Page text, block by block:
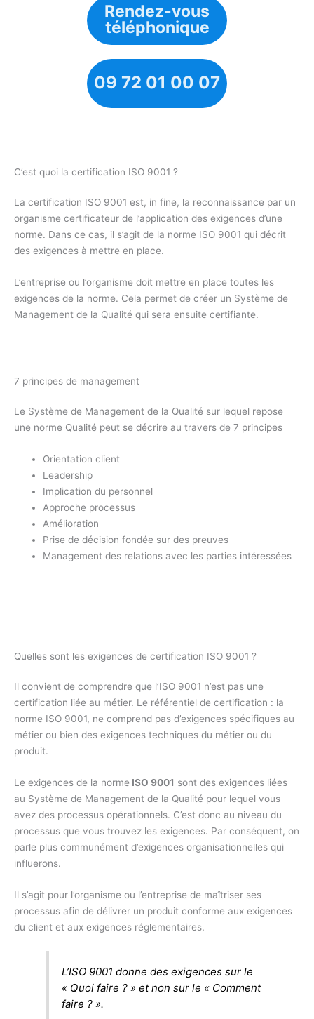
Rendez-vous
téléphonique
09 72 01 00 07
C’est quoi la certification ISO 9001 ?
La certification ISO 9001 est, in fine, la reconnaissance par un
organisme certificateur de l’application des exigences d’une
norme. Dans ce cas, il s’agit de la norme ISO 9001 qui décrit
des exigences à mettre en place.
L’entreprise ou l’organisme doit mettre en place toutes les
exigences de la norme. Cela permet de créer un Système de
Management de la Qualité qui sera ensuite certifiante.
7 principes de management
Le Système de Management de la Qualité sur lequel repose
une norme Qualité peut se décrire au travers de 7 principes
Orientation client
Leadership
Implication du personnel
Approche processus
Amélioration
Prise de décision fondée sur des preuves
Management des relations avec les parties intéressées
Quelles sont les exigences de certification ISO 9001 ?
Il convient de comprendre que l’ISO 9001 n’est pas une
certification liée au métier. Le référentiel de certification : la
norme ISO 9001, ne comprend pas d’exigences spécifiques au
métier ou bien des exigences techniques du métier ou du
produit.
Le exigences de la norme ISO 9001 sont des exigences liées
au Système de Management de la Qualité pour lequel vous
avez des processus opérationnels. C’est donc au niveau du
processus que vous trouvez les exigences. Par conséquent, on
parle plus communément d’exigences organisationnelles qui
influerons.
Il s’agit pour l’organisme ou l’entreprise de maîtriser ses
processus afin de délivrer un produit conforme aux exigences
du client et aux exigences réglementaires.
L’ISO 9001 donne des exigences sur le
« Quoi faire ? » et non sur le « Comment
faire ? ».